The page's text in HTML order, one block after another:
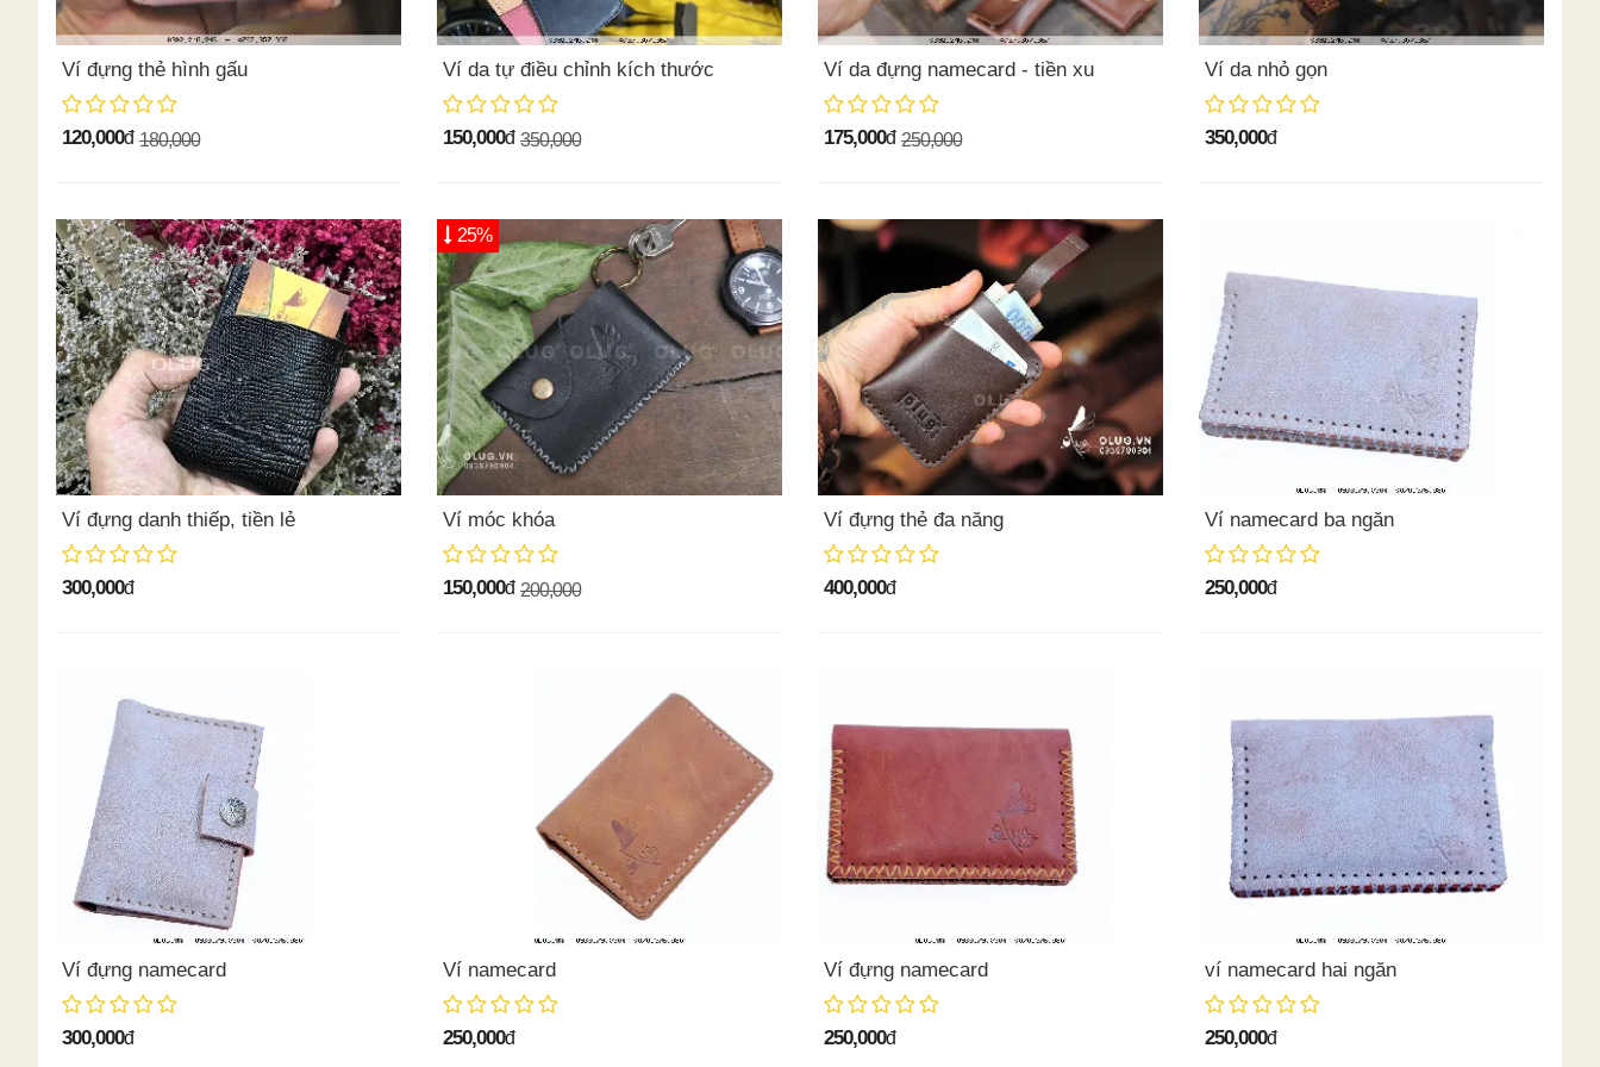
Ví đựng thẻ hình gấu
120,000đ 180,000
Ví da tự điều chỉnh kích thước
150,000đ 350,000
Ví da đựng namecard - tiền xu
175,000đ 250,000
Ví da nhỏ gọn
350,000đ
Ví đựng danh thiếp, tiền lẻ
300,000đ
Ví móc khóa
150,000đ 200,000
25%
Ví đựng thẻ đa năng
400,000đ
Ví namecard ba ngăn
250,000đ
Ví đựng namecard
300,000đ
Ví namecard
250,000đ
Ví đựng namecard
250,000đ
ví namecard hai ngăn
250,000đ